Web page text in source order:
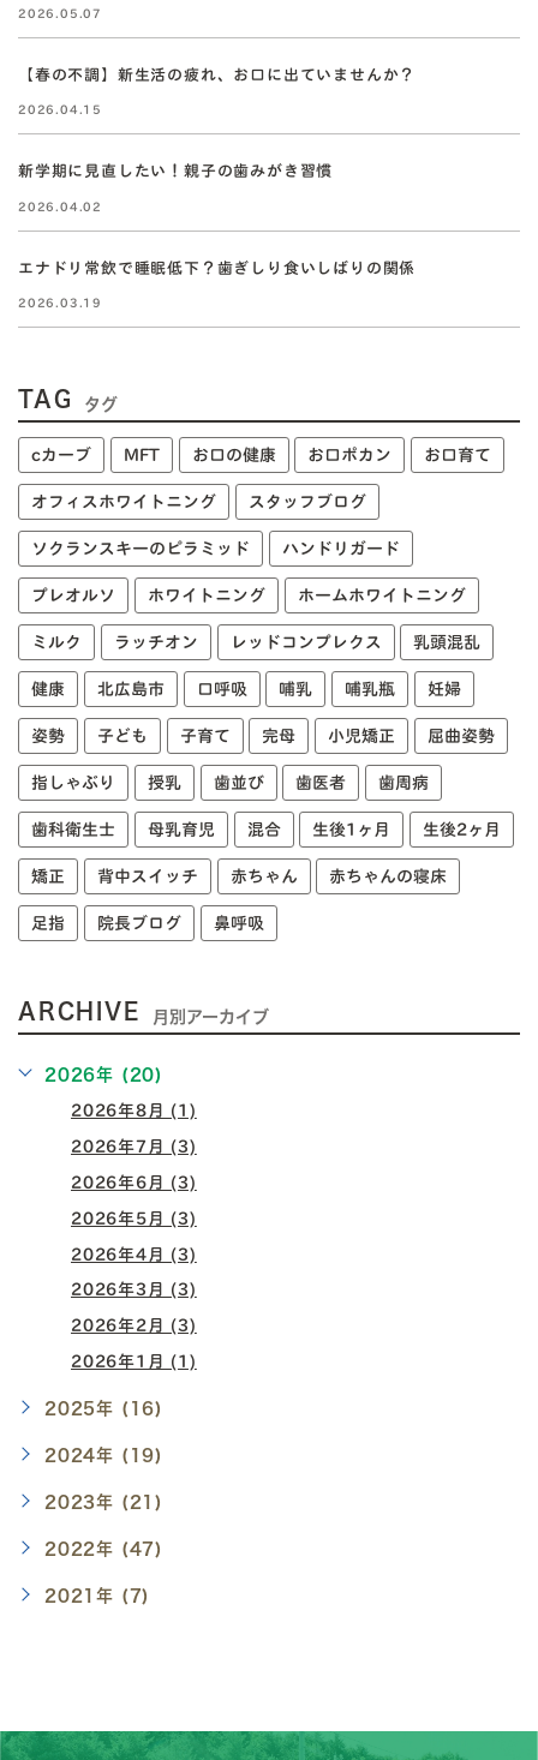
2026.05.07
【春の不調】新生活の疲れ、お口に出ていませんか？
2026.04.15
新学期に見直したい！親子の歯みがき習慣
2026.04.02
エナドリ常飲で睡眠低下？歯ぎしり食いしばりの関係
2026.03.19
TAG タグ
cカーブ MFT お口の健康 お口ポカン お口育て
オフィスホワイトニング スタッフブログ
ソクランスキーのピラミッド ハンドリガード
プレオルソ ホワイトニング ホームホワイトニング
ミルク ラッチオン レッドコンプレクス 乳頭混乱
健康 北広島市 口呼吸 哺乳 哺乳瓶 妊婦
姿勢 子ども 子育て 完母 小児矯正 屈曲姿勢
指しゃぶり 授乳 歯並び 歯医者 歯周病
歯科衛生士 母乳育児 混合 生後1ヶ月 生後2ヶ月
矯正 背中スイッチ 赤ちゃん 赤ちゃんの寝床
足指 院長ブログ 鼻呼吸
ARCHIVE 月別アーカイブ
2026年 (20)
2026年8月 (1)
2026年7月 (3)
2026年6月 (3)
2026年5月 (3)
2026年4月 (3)
2026年3月 (3)
2026年2月 (3)
2026年1月 (1)
2025年 (16)
2024年 (19)
2023年 (21)
2022年 (47)
2021年 (7)